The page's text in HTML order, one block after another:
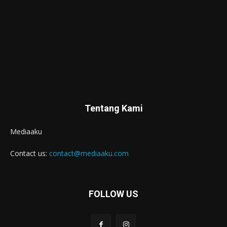
Tentang Kami
Mediaaku
Contact us: contact@mediaaku.com
FOLLOW US